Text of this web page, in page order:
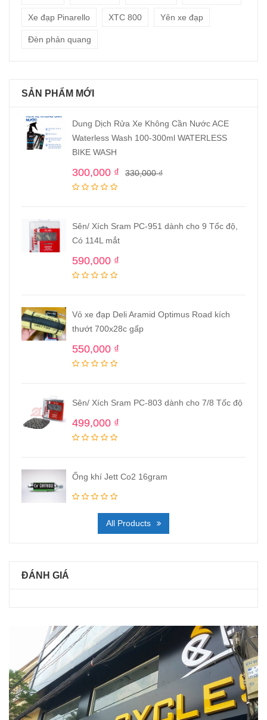
Xe đạp Pinarello XTC 800 Yên xe đạp
Đèn phản quang
SẢN PHẨM MỚI
Dung Dịch Rửa Xe Không Cần Nước ACE
Waterless Wash 100-300ml WATERLESS
BIKE WASH
330,000₫
300,000 ₫
Sên/ Xích Sram PC-951 dành cho 9 Tốc độ,
Có 114L mắt
590,000 ₫
Vỏ xe đạp Deli Aramid Optimus Road kích
thướt 700x28c gấp
550,000 ₫
Sên/ Xích Sram PC-803 dành cho 7/8 Tốc độ
499,000 ₫
Ống khí Jett Co2 16gram
All Products
ĐÁNH GIÁ